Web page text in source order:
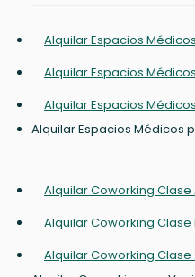
Alquilar Espacios
Alquilar Espacios
Alquilar Espacios
Alquilar Espacios Médicos
Alquilar Coworking Clase
Alquilar Coworking Clase
Alquilar Coworking Clase